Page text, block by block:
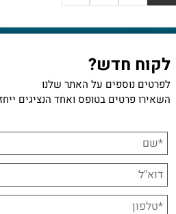
לקוח חדש?
לפרטים נוספים על האתר שלנו
השאירו פרטים בטופס ואחד הנציגים